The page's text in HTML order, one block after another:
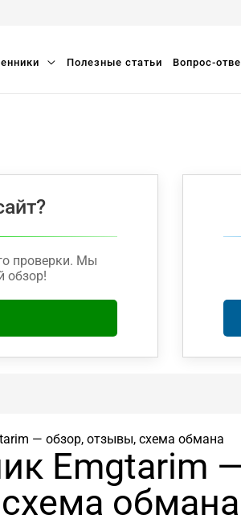
Полезные статьи Вопрос-
проверки. Мы
обзор!
— обзор, отзывы, схема обмана
Emgtarim
обмана